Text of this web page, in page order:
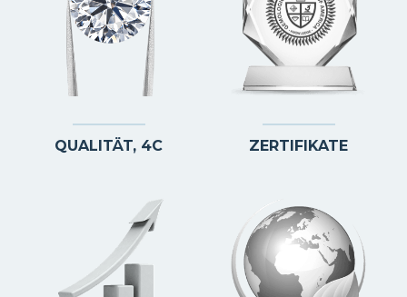
QUALITÄT, 4C ZERTIFIKATE